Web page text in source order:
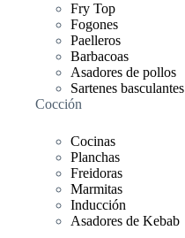
Fry Top
Fogones
Paelleros
Barbacoas
Asadores de pollos
Sartenes basculantes
Cocción
Cocinas
Planchas
Freidoras
Marmitas
Inducción
Asadores de Kebab